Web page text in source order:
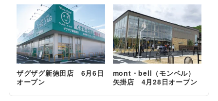
ザグザグ新徳田店 6月6日
オープン
mont・bell（モンベル）
矢掛店 4月28日オープン